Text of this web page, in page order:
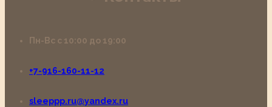
Пн-Вс с 10:00 до 19:00
+7-916-160-11-12
sleeppp.ru@yandex.ru